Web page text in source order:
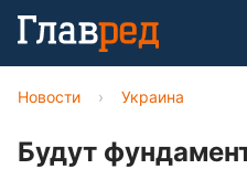
Новости › Украина
Будут